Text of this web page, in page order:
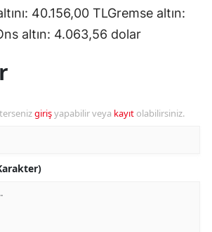
40.156,00 TLGremse altın:
altın: 4.063,56 dolar
girişyapabilir veya kayıt olabilirsiniz.